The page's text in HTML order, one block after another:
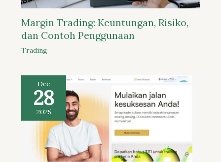
Margin Trading: Keuntungan, Risiko,
dan Contoh Penggunaan
Trading
Dec
28
2025